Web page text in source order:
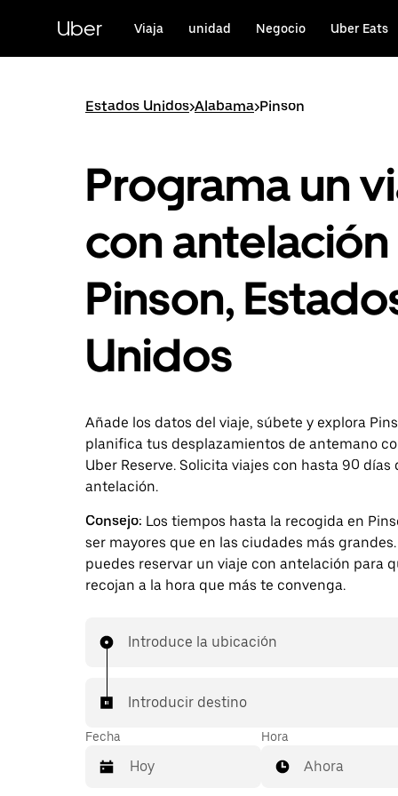
contenido
principal
Uber Viaja unidad Negocio Uber Eats
Estados Unidos>Alabama>Pinson
Programa un
con antelación
Pinson,
Unidos
Añade los datos del viaje, súbete y explora
planifica tus desplazamientos de antemano
Uber Reserve. Solicita viajes con hasta 90 días
antelación.
Consejo: Los tiempos hasta la recogida en
ser mayores que en las ciudades más
puedes reservar un viaje con antelación para
recojan a la hora que más te convenga.
Introduce la ubicación
Introducir destino
Fecha Hora
Ahora